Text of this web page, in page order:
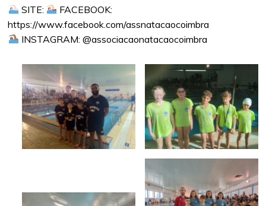
SITE:
FACEBOOK:
https://www.facebook.com/assnatacaocoimbra
INSTAGRAM: @associacaonatacaocoimbra